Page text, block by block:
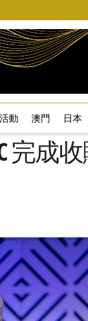
活動 澳門 日本
完成